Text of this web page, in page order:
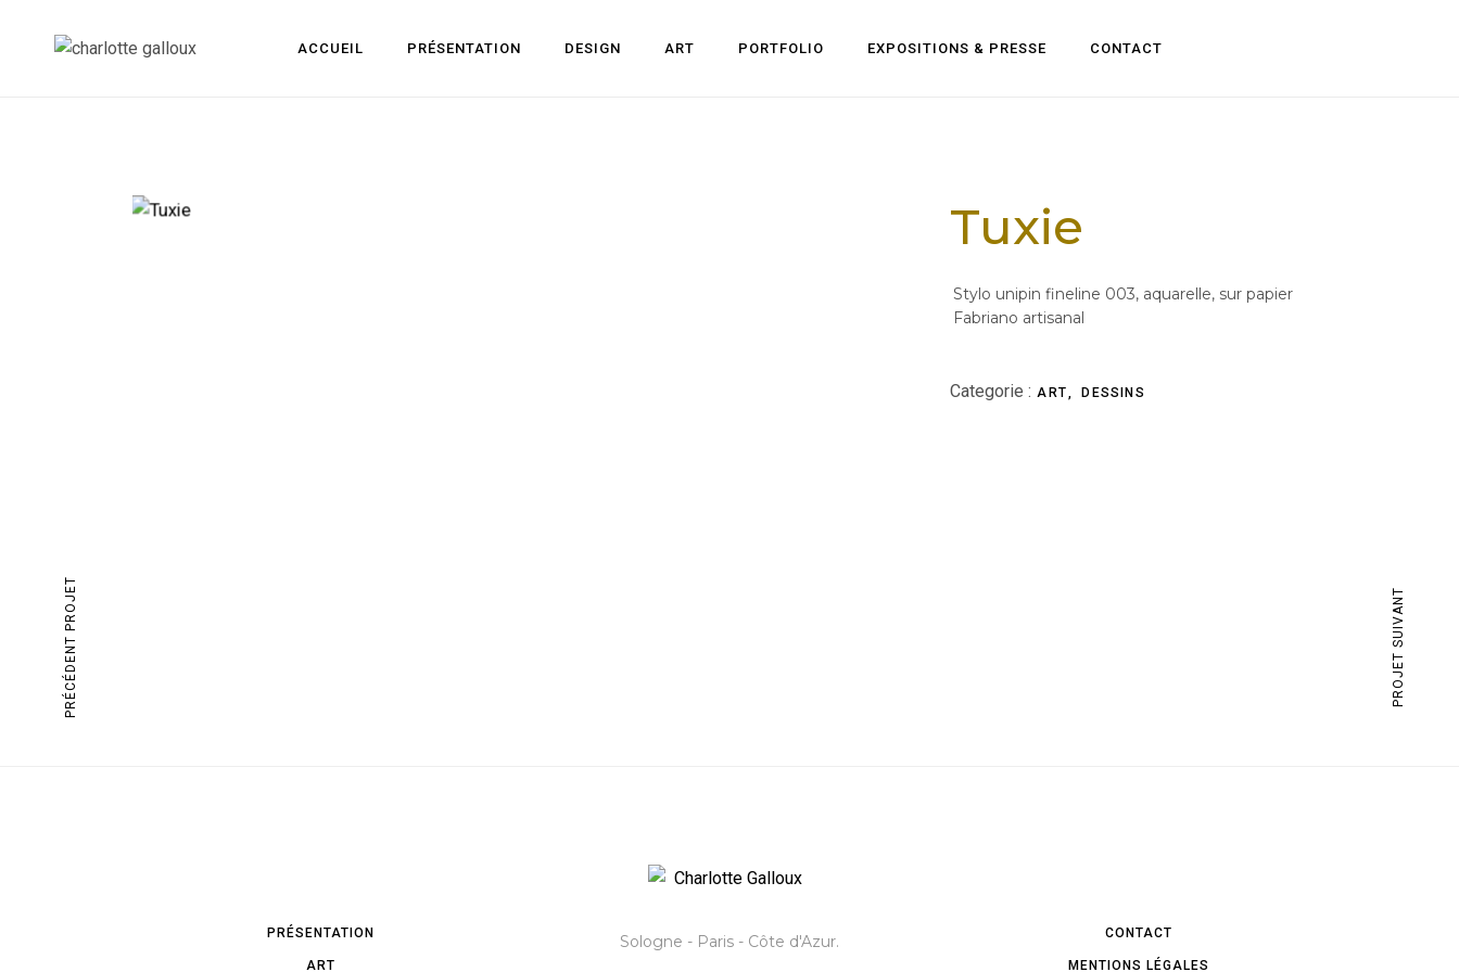
ACCUEIL PRÉSENTATION DESIGN ART PORTFOLIO EXPOSITIONS & PRESSE CONTACT
Tuxie
Stylo unipin fineline 003, aquarelle, sur papier
Fabriano artisanal
Categorie : ART DESSINS
PRÉCÉDENT PROJET PROJET SUIVANT
PRÉSENTATION
ART
Sologne - Paris - Côte d'Azur. CONTACT
MENTIONS LÉGALES